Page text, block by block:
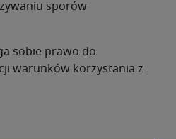
sporów
sobie prawo do
warunków korzystania z